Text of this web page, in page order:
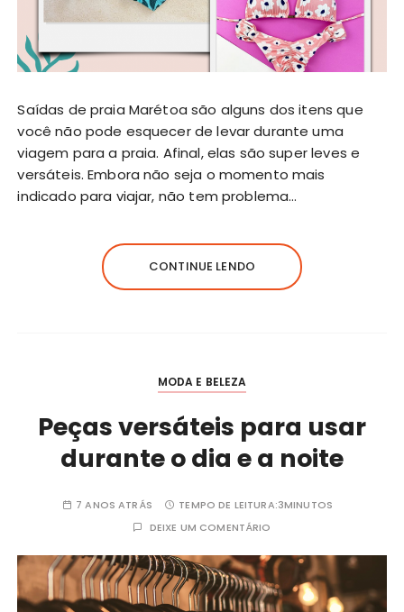
Saídas de praia Marétoa são alguns dos itens que
você não pode esquecer de levar durante uma
viagem para a praia. Afinal, elas são super leves e
versáteis. Embora não seja o momento mais
indicado para viajar, não tem problema…
CONTINUE LENDO
MODA E BELEZA
Peças versáteis para usar
durante o dia e a noite
7 ANOS ATRÁS TEMPO DE LEITURA:3MINUTOS
DEIXE UM COMENTÁRIO